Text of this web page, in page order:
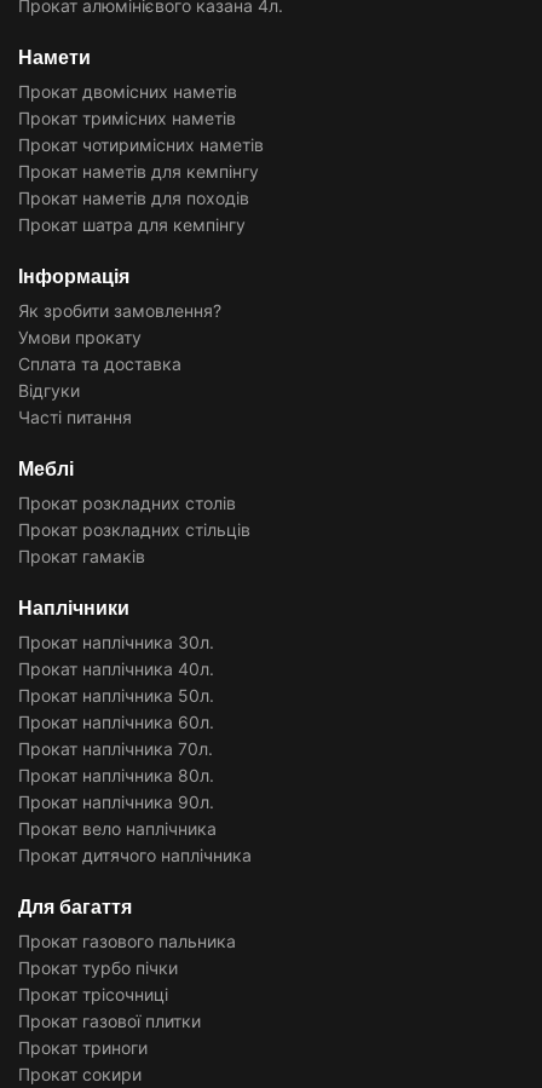
Прокат алюмінієвого казана 4л.
Намети
Прокат двомісних наметів
Прокат тримісних наметів
Прокат чотиримісних наметів
Прокат наметів для кемпінгу
Прокат наметів для походів
Прокат шатра для кемпінгу
Інформація
Як зробити замовлення?
Умови прокату
Сплата та доставка
Відгуки
Часті питання
Меблі
Прокат розкладних столів
Прокат розкладних стільців
Прокат гамаків
Наплічники
Прокат наплічника 30л.
Прокат наплічника 40л.
Прокат наплічника 50л.
Прокат наплічника 60л.
Прокат наплічника 70л.
Прокат наплічника 80л.
Прокат наплічника 90л.
Прокат вело наплічника
Прокат дитячого наплічника
Для багаття
Прокат газового пальника
Прокат турбо пічки
Прокат трісочниці
Прокат газової плитки
Прокат триноги
Прокат сокири